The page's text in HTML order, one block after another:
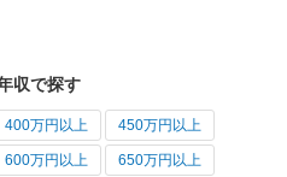
収で探す
400万円以上 450万円以上
600万円以上 650万円以上